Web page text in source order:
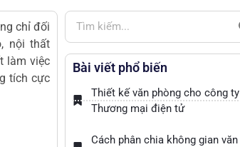
chỉ đối
nội thất
làm việc
tích cực
Bài viết phổ biến
Thiết kế văn phòng cho công ty
Thương mại điện tử
Cách phân chia không gian văn